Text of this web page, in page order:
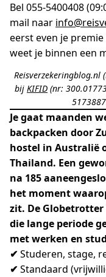
Bel 055-5400408
mail naar
eerst even je
weet je binnen een
Reisverzekeringblog.nl
bij KIFID (nr:
Je gaat maanden
backpacken door
hostel in Australië
Thailand. Een
na 185
het moment
zit. De
die lange periode
met werken en
✔ Studeren, stage,
✔ Standaard